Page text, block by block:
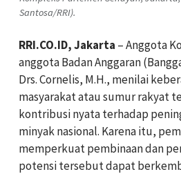
Santosa/RRI).
RRI.CO.ID, Jakarta – Anggota
anggota Badan Anggaran
Drs. Cornelis, M.H., menilai
masyarakat atau sumur rakyat
kontribusi nyata terhadap
minyak nasional. Karena itu,
memperkuat pembinaan dan
potensi tersebut dapat